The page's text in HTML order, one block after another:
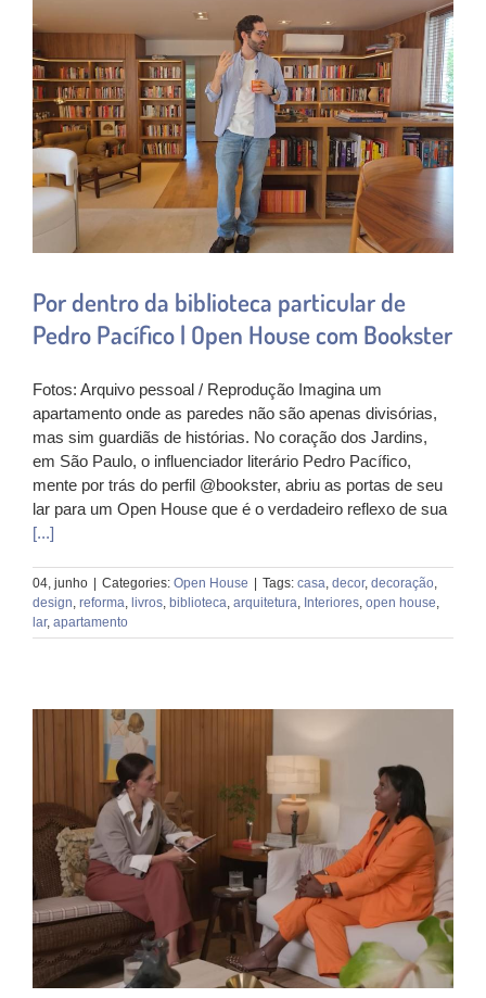
Por dentro da biblioteca particular de
Pedro Pacífico | Open House com Bookster
Fotos: Arquivo pessoal / Reprodução Imagina um
apartamento onde as paredes não são apenas divisórias,
mas sim guardiãs de histórias. No coração dos Jardins,
em São Paulo, o influenciador literário Pedro Pacífico,
mente por trás do perfil @bookster, abriu as portas de seu
lar para um Open House que é o verdadeiro reflexo de sua
[...]
04, junho Categories: Open House Tags: casa, decor, decoração,
design, reforma, livros, biblioteca, arquitetura, Interiores, open house,
lar, apartamento